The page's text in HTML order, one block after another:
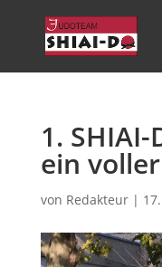
1.
ein
von Redakteur|